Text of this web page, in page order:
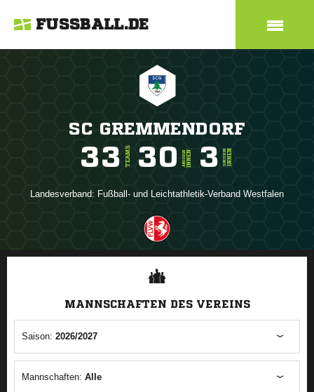
FUSSBALL.DE
SC GREMMENDORF
33 TEAMS 30 JUNIORENINNEN 3 SENIORENINNEN
Landesverband: Fußball- und Leichtathletik-Verband Westfalen
ANZEIGE
MANNSCHAFTEN DES VEREINS
Saison: 2026/2027
Mannschaften: Alle